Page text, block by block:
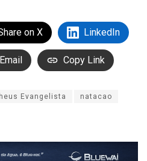
on X LinkedIn
Email Copy Link
Evangelista natacao